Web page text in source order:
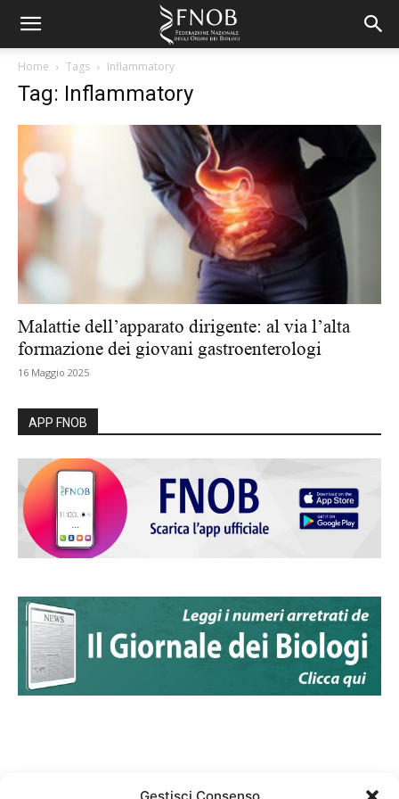
Home Tags Inflammatory
Tag: Inflammatory
Malattie dell’apparato dirigente: al via l’alta
formazione dei giovani gastroenterologi
16 Maggio 2025
APP FNOB